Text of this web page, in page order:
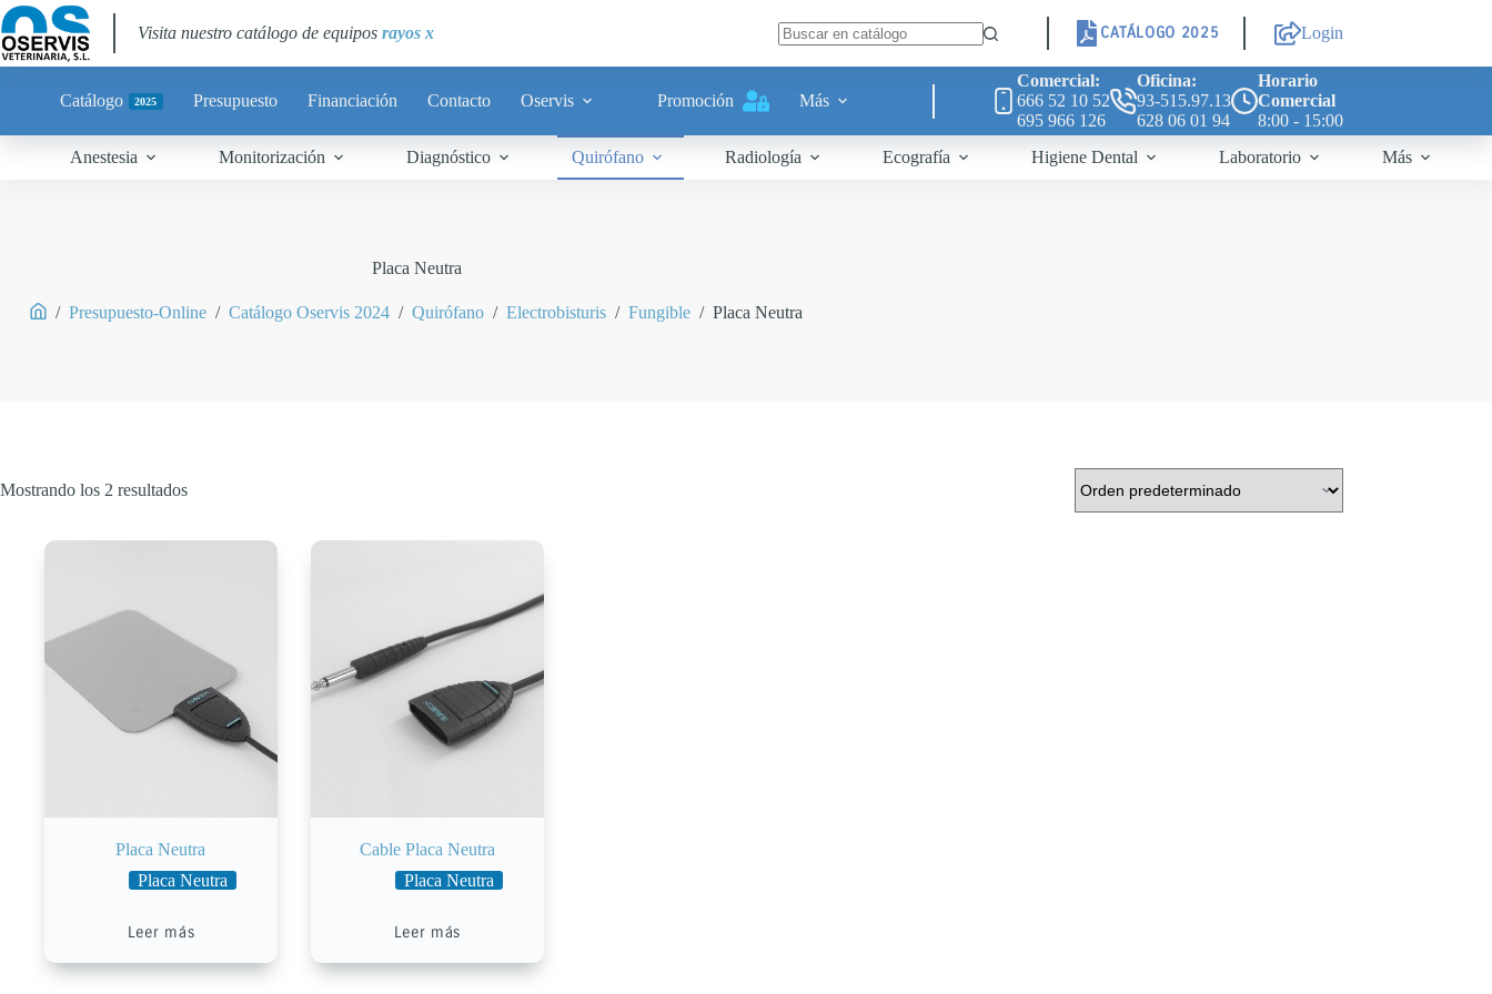
Visita nuestro catálogo de equipos rayos x CATÁLOGO 2025 Login
Catálogo 2025 Presupuesto Financiación Contacto Oservis Promoción Más
Comercial:
666 52 10 52
695 966 126
Oficina:
93-515.97.13
628 06 01 94
Horario
Comercial
8:00 - 15:00
Anestesia
Monitorización Diagnóstico Quirófano Radiología Ecografía Higiene Dental Laboratorio Más
Placa Neutra
/ Presupuesto-Online / Catálogo Oservis 2024 / Quirófano / Electrobisturis / Fungible / Placa Neutra
Mostrando los 2 resultados
Placa Neutra
Placa Neutra
Leer más
Cable Placa Neutra
Placa Neutra
Leer más